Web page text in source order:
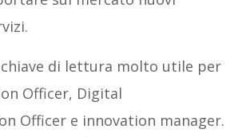
chiave di lettura molto utile per
Officer, Digital
Officer e innovation manager.